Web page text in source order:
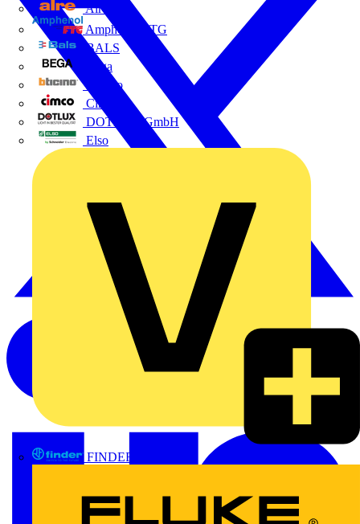
Alre
Amphenol FTG
BALS
Bega
Bticino
Cimco
DOTLUX GmbH
Elso
FINDER